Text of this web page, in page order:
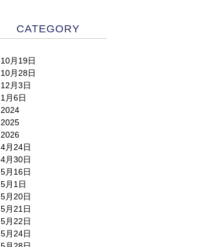
CATEGORY
10月19日
10月28日
12月3日
1月6日
2024
2025
2026
4月24日
4月30日
5月16日
5月1日
5月20日
5月21日
5月22日
5月24日